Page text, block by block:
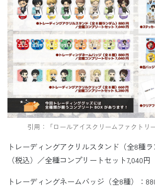
引用：「ロールアイスクリームファクトリ
トレーディングアクリルスタンド（全8種
（税込）／全種コンプリートセット7,040円
トレーディングネームバッジ（全8種）：